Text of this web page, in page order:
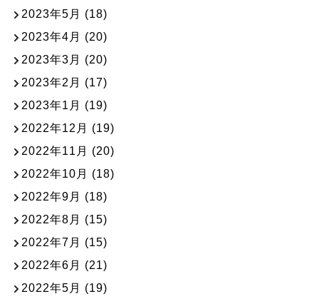
2023年5月 (18)
2023年4月 (20)
2023年3月 (20)
2023年2月 (17)
2023年1月 (19)
2022年12月 (19)
2022年11月 (20)
2022年10月 (18)
2022年9月 (18)
2022年8月 (15)
2022年7月 (15)
2022年6月 (21)
2022年5月 (19)